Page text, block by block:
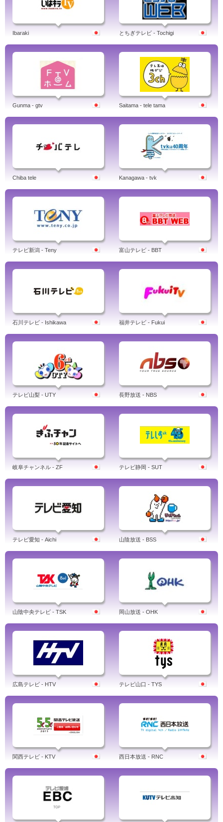
Ibaraki とちぎテレビ - Tochigi
Gunma - gtv Saitama - tele tama
Chiba tele Kanagawa - tvk
テレビ新潟 - Teny 富山テレビ - BBT
石川テレビ - Ishikawa 福井テレビ - Fukui
テレビ山梨 - UTY 長野放送 - NBS
岐阜チャンネル - ZF テレビ静岡 - SUT
テレビ愛知 - Aichi 山陰放送 - BSS
山陰中央テレビ - TSK 岡山放送 - OHK
広島テレビ - HTV テレビ山口 - TYS
関西テレビ - KTV 西日本放送 - RNC